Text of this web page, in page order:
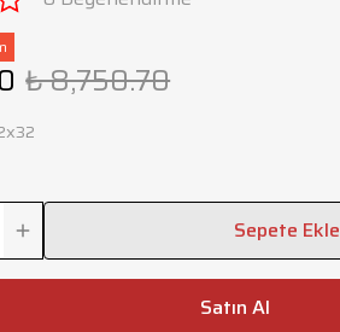
₺ 8,750.70
Sepete Ekle
Satın Al